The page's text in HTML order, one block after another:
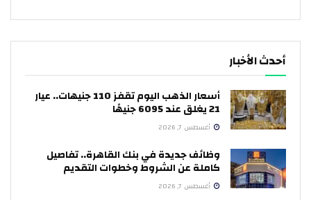
أحدث الأخبار
أسعار الذهب اليوم تقفز 110 جنيهات.. عيار
21 يغلق عند 6095 جنيهًا
أغسطس 7, 2026
وظائف جديدة في بنك القاهرة.. تفاصيل
كاملة عن الشروط وخطوات التقديم
أغسطس 7, 2026